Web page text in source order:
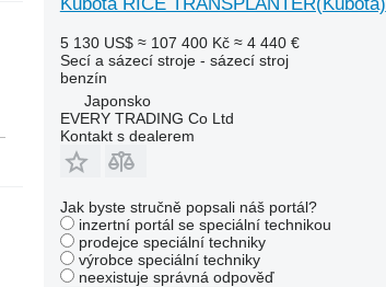
5 130 US$ ≈ 107 400 Kč ≈ 4 440 €
Secí a sázecí stroje - sázecí stroj
benzín
Japonsko
EVERY TRADING Co Ltd
Kontakt s dealerem
Jak byste stručně popsali náš portál?
inzertní portál se speciální technikou
prodejce speciální techniky
výrobce speciální techniky
neexistuje správná odpověď